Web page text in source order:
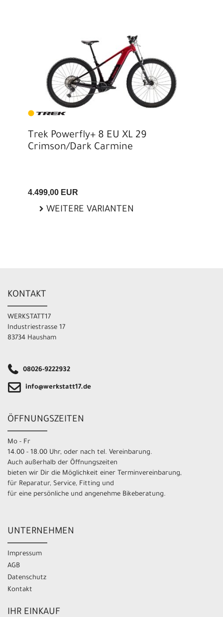
Trek Powerfly+ 8 EU XL 29
Crimson/Dark Carmine
4.499,00 EUR
WEITERE VARIANTEN
KONTAKT
WERKSTATT17
Industriestrasse 17
83734 Hausham
08026-9222932
info@werkstatt17.de
ÖFFNUNGSZEITEN
Mo - Fr
14.00 - 18.00 Uhr, oder nach tel. Vereinbarung.
Auch außerhalb der Öffnungszeiten
bieten wir Dir die Möglichkeit einer Terminvereinbarung,
für Reparatur, Service, Fitting und
für eine persönliche und angenehme Bikeberatung.
UNTERNEHMEN
Impressum
AGB
Datenschutz
Kontakt
IHR EINKAUF